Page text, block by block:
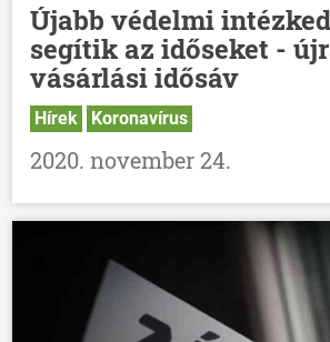
Újabb védelmi
segítik az időseket -
vásárlási idősáv
Hírek Koronavírus
2020. november 24.